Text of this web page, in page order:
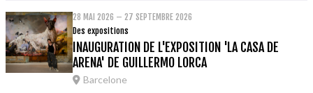
28 MAI 2026 – 27 SEPTEMBRE 2026
Des expositions
INAUGURATION DE L'EXPOSITION 'LA CASA DE
ARENA' DE GUILLERMO LORCA
Barcelone